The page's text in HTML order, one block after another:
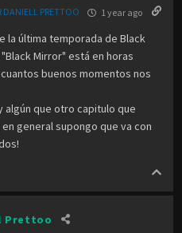
DANIELL PRETTOO 1 year ago
la última temporada de Black
Mirror" está en horas
buenos momentos nos
algún que otro capitulo que
general supongo que va con
Prettoo